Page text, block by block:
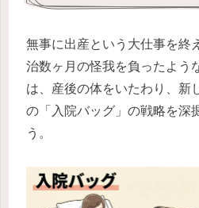
無事に出産という大仕事を終
治数ヶ月の怪我を負ったよう
は、産後の体をいたわり、新
の「入院バッグ」の戦略を深
う。